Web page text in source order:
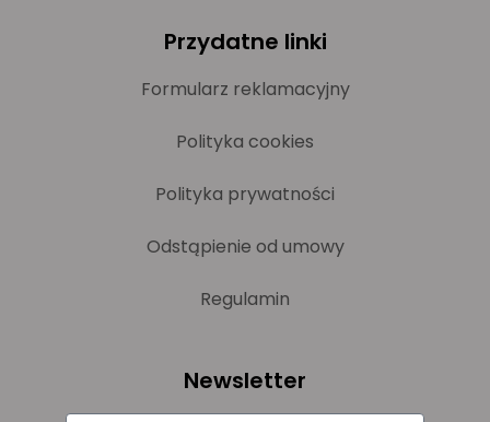
Przydatne linki
Formularz reklamacyjny
Polityka cookies
Polityka prywatności
Odstąpienie od umowy
Regulamin
Newsletter